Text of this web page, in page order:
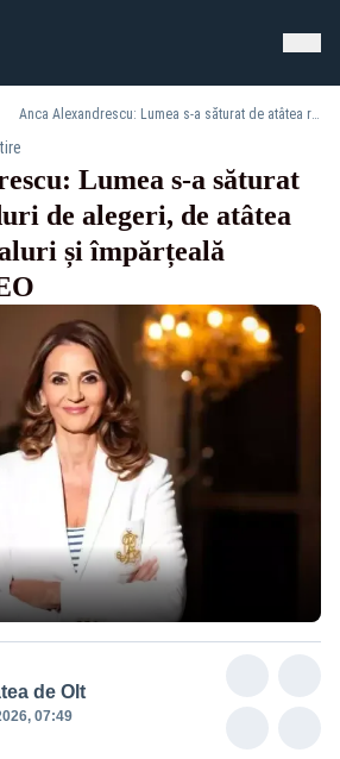
Anca Alexandrescu: Lumea s-a săturat de atâtea rânduri de alegeri, de atâtea mizerii, scandaluri și împărțeală politică - VIDEO
Lumea s-a săturat
de alegeri, de atâtea
și împărțeală
de Olt
07:49